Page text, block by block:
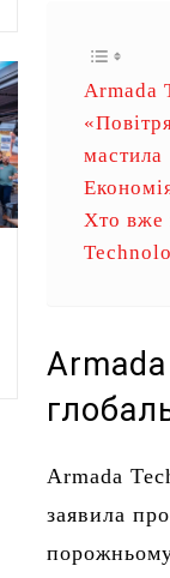
Armada
мастила
Хто вже
Armada
Armada
заявила